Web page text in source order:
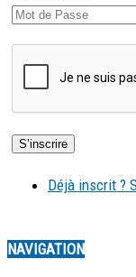
Déjà inscrit ?
NAVIGATION